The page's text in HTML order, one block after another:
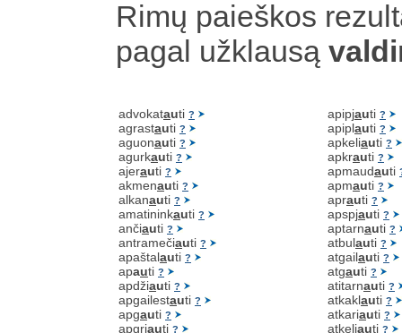
Rimų paieškos
pagal užklausą
advokatauti ?
agrastauti ?
aguonauti ?
agurkauti ?
ajerauti ?
akmenauti ?
alkanauti ?
amatininkauti ?
ančiauti ?
antramečiauti ?
apaštalauti ?
apauti ?
apdžiauti ?
apgailestauti ?
apgauti ?
apgriauti ?
apipjauti ?
apiplauti ?
apkeliauti ?
apkrauti ?
apmaudauti
apmauti ?
aprauti ?
apspjauti ?
aptarnauti ?
atbulauti ?
atgailauti ?
atgauti ?
atitarnauti ?
atkaklauti ?
atkariauti ?
atkeliauti ?